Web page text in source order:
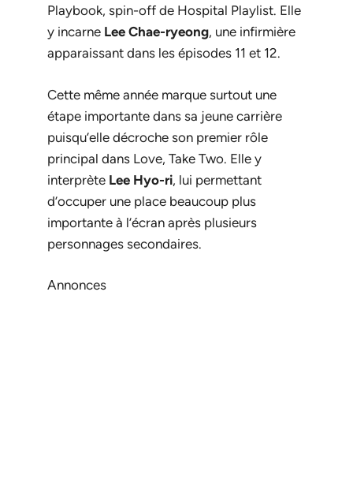
Playbook, spin-off de Hospital Playlist. Elle
y incarne Lee Chae-ryeong, une infirmière
apparaissant dans les épisodes 11 et 12.
Cette même année marque surtout une
étape importante dans sa jeune carrière
puisqu’elle décroche son premier rôle
principal dans Love, Take Two. Elle y
interprète Lee Hyo-ri, lui permettant
d’occuper une place beaucoup plus
importante à l’écran après plusieurs
personnages secondaires.
Annonces